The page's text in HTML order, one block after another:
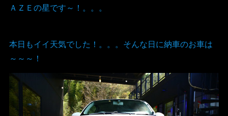
ＡＺＥの星です～！。。。
本日もイイ天気でした！。。。そんな日に納車のお車は
～～～！